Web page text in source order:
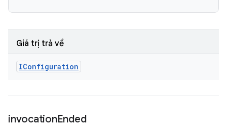
Giá trị trả về
IConfiguration
invocationEnded